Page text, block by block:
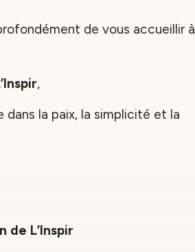
de vous accueillir à
,
dans la paix, la simplicité et la
de L’Inspir